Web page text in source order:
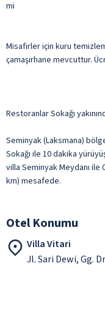
mi
Misafirler için kuru
çamaşırhane mevcuttur.
Restoranlar Sokağı
Seminyak (Laksmana)
Sokağı ile 10 dakika
villa Seminyak Meydanı ile
km) mesafede.
Otel Konumu
Villa Vitari
Jl. Sari Dewi, Gg.